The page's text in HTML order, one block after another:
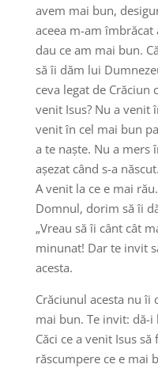
avem mai bun,
aceea m-am
dau ce am mai bun.
să îi dăm lui
ceva legat de Crăciun
venit Isus? Nu a venit
venit în cel mai bun
a te naște. Nu a mers
așezat când s-a
A venit la ce e mai
Domnul, dorim să îi
„Vreau să îi cânt cât
minunat! Dar te invit
acesta.
Crăciunul acesta nu îi
mai bun. Te invit: dă-
Căci ce a venit Isus să
răscumpere ce e mai